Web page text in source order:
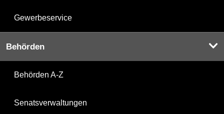
Gewerbeservice
Behörden
Behörden A-Z
Senatsverwaltungen